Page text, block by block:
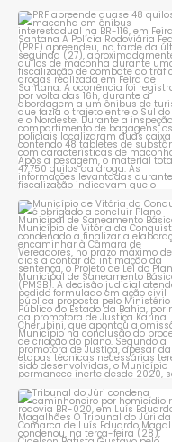
PRF apreende quase 48
de maconha em ônibus
1 0
Município de Vitória da
Conquista é obrigado a
1 0
Tribunal do Júri
caminhoneiro por...
1 0